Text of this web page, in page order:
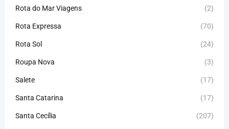
Rota do Mar Viagens (2)
Rota Expressa (70)
Rota Sol (24)
Roupa Nova (3)
Salete (17)
Santa Catarina (17)
Santa Cecília (207)